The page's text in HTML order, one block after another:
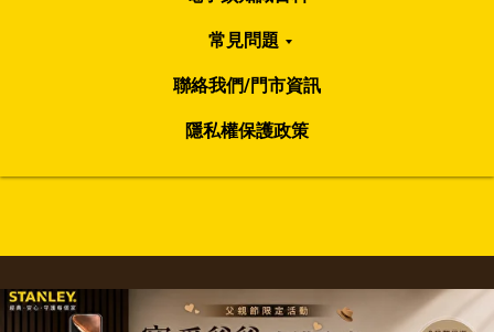
常見問題
聯絡我們/門市資訊
隱私權保護政策